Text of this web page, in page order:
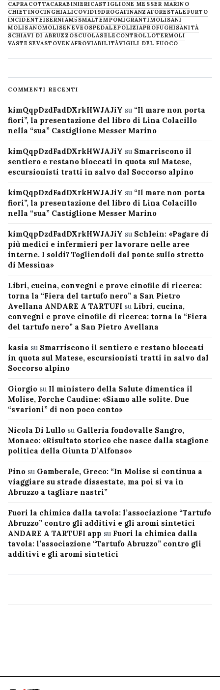
CAPRACOTTACARABINIERICASTIGLIONE MESSER MARINO
CHIETINOCINGHIALICOVID19DROGAFINANZAFORESTALE FURTO
INCIDENTEISERNIAM5SMALTEMPOMIGRANTIMOLISANI
MOLISANOMOLISENEVE OSPEDALEPOLIZIAPROFUGHISANITÀ
SCHIAVI DI ABRUZZOSCUOLASELECONTROLLOTERMOLI
VASTESEVASTOVENAFROVIABILITÀVIGILI DEL FUOCO
COMMENTI RECENTI
kimQqpDzdFadDXrkHWJAJiY su “Il mare non porta
fiori”, la presentazione del libro di Lina Colacillo
nella “sua” Castiglione Messer Marino
kimQqpDzdFadDXrkHWJAJiY su Smarriscono il
sentiero e restano bloccati in quota sul Matese,
escursionisti tratti in salvo dal Soccorso alpino
kimQqpDzdFadDXrkHWJAJiY su “Il mare non porta
fiori”, la presentazione del libro di Lina Colacillo
nella “sua” Castiglione Messer Marino
kimQqpDzdFadDXrkHWJAJiY su Schlein: «Pagare di
più medici e infermieri per lavorare nelle aree
interne. I soldi? Togliendoli dal ponte sullo stretto
di Messina»
Libri, cucina, convegni e prove cinofile di ricerca:
torna la “Fiera del tartufo nero” a San Pietro
Avellana ANDARE A TARTUFI su Libri, cucina,
convegni e prove cinofile di ricerca: torna la “Fiera
del tartufo nero” a San Pietro Avellana
kasia su Smarriscono il sentiero e restano bloccati
in quota sul Matese, escursionisti tratti in salvo dal
Soccorso alpino
Giorgio su Il ministero della Salute dimentica il
Molise, Forche Caudine: «Siamo alle solite. Due
“svarioni” di non poco conto»
Nicola Di Lullo su Galleria fondovalle Sangro,
Monaco: «Risultato storico che nasce dalla stagione
politica della Giunta D’Alfonso»
Pino su Gamberale, Greco: “In Molise si continua a
viaggiare su strade dissestate, ma poi si va in
Abruzzo a tagliare nastri”
Fuori la chimica dalla tavola: l’associazione “Tartufo
Abruzzo” contro gli additivi e gli aromi sintetici
ANDARE A TARTUFI app su Fuori la chimica dalla
tavola: l’associazione “Tartufo Abruzzo” contro gli
additivi e gli aromi sintetici